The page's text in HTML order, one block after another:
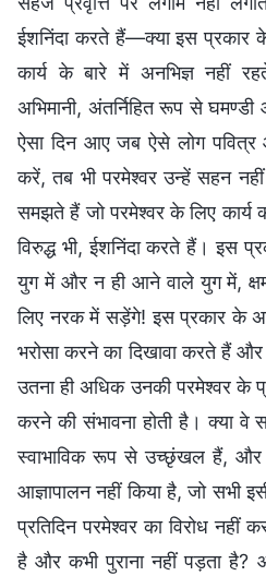
ईशनिंदा करते हैं—क्या इस प्रकार
कार्य के बारे में अनभिज्ञ नहीं
अभिमानी, अंतर्निहित रूप से
ऐसा दिन आए जब ऐसे लोग पवित्र
करें, तब भी परमेश्वर उन्हें सहन
समझते हैं जो परमेश्वर के लिए कार्य
विरुद्ध भी, ईशनिंदा करते हैं। इस
युग में और न ही आने वाले युग में,
लिए नरक में सड़ेंगे! इस प्रकार के
भरोसा करने का दिखावा करते हैं
उतना ही अधिक उनकी परमेश्वर के
करने की संभावना होती है। क्या वे
स्वाभाविक रूप से उच्छृंखल हैं, और
आज्ञापालन नहीं किया है, जो सभी
प्रतिदिन परमेश्वर का विरोध नहीं
है और कभी पुराना नहीं पड़ता